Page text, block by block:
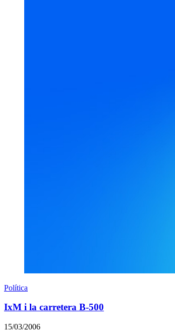
Política
IxM i la carretera B-500
15/03/2006